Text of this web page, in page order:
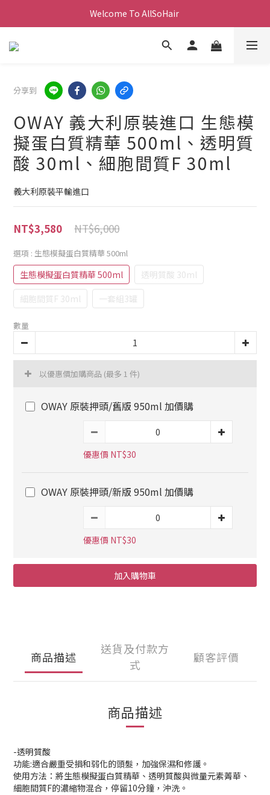
Welcome To AllSoHair
分享到
OWAY 義大利原裝進口 生態模
擬蛋白質精華 500ml、透明質
酸 30ml、細胞間質F 30ml
義大利原裝平輸進口
NT$6,000
NT$3,580
選項 : 生態模擬蛋白質精華 500ml
生態模擬蛋白質精華 500ml
透明質酸 30ml
細胞間質F 30ml
一套組3罐
數量
以優惠價加購商品 (最多 1 件)
OWAY 原裝押頭/舊版 950ml 加價購
優惠價 NT$30
OWAY 原裝押頭/新版 950ml 加價購
優惠價 NT$30
加入購物車
商品描述
送貨及付款方
式
顧客評價
商品描述
-透明質酸
功能:適合嚴重受損和弱化的頭髮，加強保濕和修護。
使用方法：將生態模擬蛋白質精華、透明質酸與微量元素菁華、
細胞間質F的濃縮物混合，停留10分鐘，沖洗。